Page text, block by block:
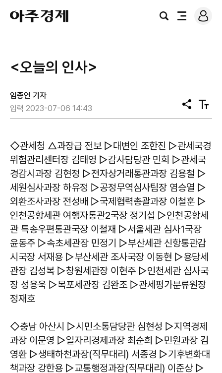
아
주
경
검
전
로
그
<오늘의 인사>
임종언 기자
입력 2023-07-06 14:43
공
유
텍
스
기
◇관세청 △과장급 전보 ▷대변인 조한진 ▷관세국경
위험관리센터장 김태영 ▷감사담당관 민희 ▷관세국
경감시과장 김현정 ▷전자상거래통관과장 김용철 ▷
세원심사과장 하유정 ▷공정무역심사팀장 염승열 ▷
외환조사과장 전성배 ▷국제협력총괄과장 이철훈 ▷
인천공항세관 여행자통관2국장 정기섭 ▷인천공항세
관 특송우편통관국장 이철재 ▷서울세관 심사1국장
윤동주 ▷속초세관장 민정기 ▷부산세관 신항통관감
시국장 서재용 ▷부산세관 조사국장 이동현 ▷용당세
관장 김성복 ▷창원세관장 이현주 ▷인천세관 심사국
장 성용욱 ▷목포세관장 김완조 ▷관세평가분류원장
정재호
◇충남 아산시 ▷시민소통담당관 심현성 ▷지역경제
과장 이문영 ▷일자리경제과장 최순희 ▷민원과장 김
영환 ▷생태하천과장(직무대리) 서종경 ▷기후변화대
책과장 강한용 ▷교통행정과장(직무대리) 이준상 ▷